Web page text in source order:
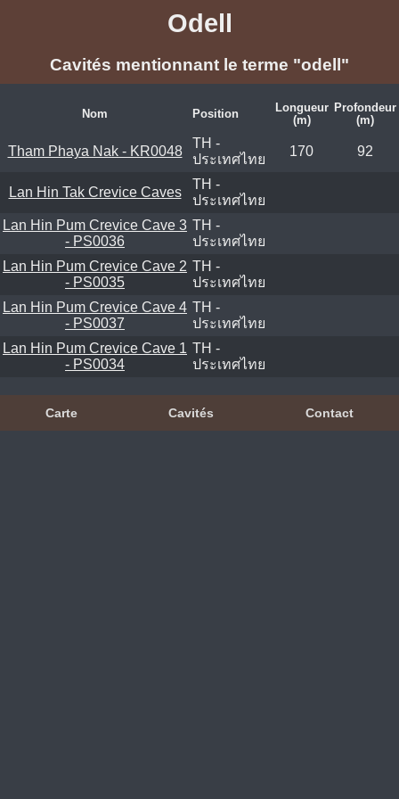
Odell
Cavités mentionnant le terme "odell"
Nom Position
Longueur
(m)
Profondeur
(m)
Tham Phaya Nak - KR0048
TH -
ประเทศไทย
170 92
Lan Hin Tak Crevice Caves
TH -
ประเทศไทย
Lan Hin Pum Crevice Cave 3
- PS0036
TH -
ประเทศไทย
Lan Hin Pum Crevice Cave 2
- PS0035
TH -
ประเทศไทย
Lan Hin Pum Crevice Cave 4
- PS0037
TH -
ประเทศไทย
Lan Hin Pum Crevice Cave 1
- PS0034
TH -
ประเทศไทย
Carte Cavités Contact